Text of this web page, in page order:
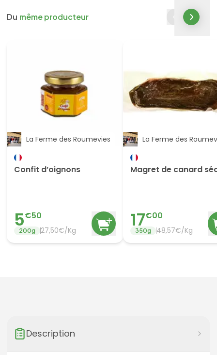
Du même producteur
La Ferme des Roumevies
Confit d’oignons
5€50
200g 27,50€/Kg
La Ferme des
Magret de canard
17€00
350g 48,57€/Kg
Description